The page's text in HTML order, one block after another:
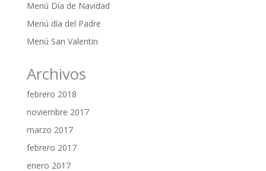
Menú Día de Navidad
Menú día del Padre
Menú San Valentin
Archivos
febrero 2018
noviembre 2017
marzo 2017
febrero 2017
enero 2017